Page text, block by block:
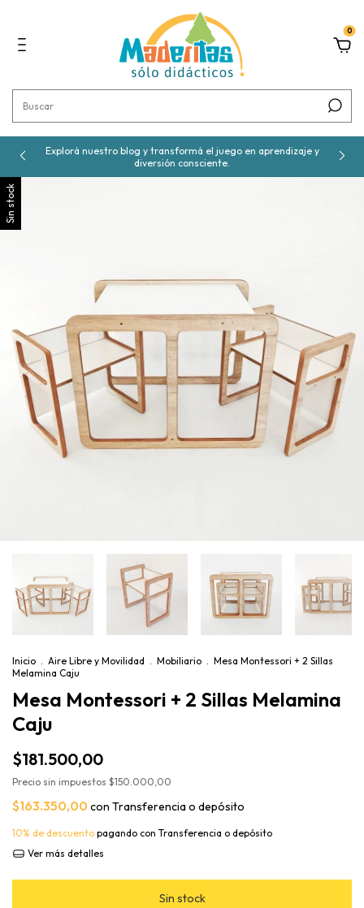
0
Explorá nuestro blog y transformá el juego en aprendizaje y
diversión consciente.
Sin stock
Inicio . Aire Libre y Movilidad . Mobiliario . Mesa Montessori + 2 Sillas
Melamina Caju
Mesa Montessori + 2 Sillas Melamina
Caju
$181.500,00
Precio sin impuestos $150.000,00
$163.350,00 con Transferencia o depósito
10% de descuento pagando con Transferencia o depósito
Ver más detalles